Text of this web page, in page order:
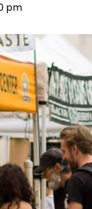
pm